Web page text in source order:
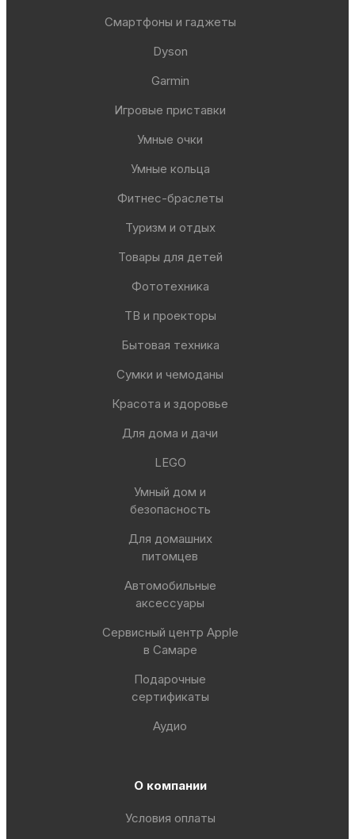
Смартфоны и гаджеты
Dyson
Garmin
Игровые приставки
Умные очки
Умные кольца
Фитнес-браслеты
Туризм и отдых
Товары для детей
Фототехника
ТВ и проекторы
Бытовая техника
Сумки и чемоданы
Красота и здоровье
Для дома и дачи
LEGO
Умный дом и
безопасность
Для домашних
питомцев
Автомобильные
аксессуары
Сервисный центр Apple
в Самаре
Подарочные
сертификаты
Аудио
О компании
Условия оплаты